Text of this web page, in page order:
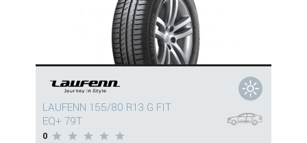
LAUFENN 155/80 R13 G FIT
EQ+ 79T
0